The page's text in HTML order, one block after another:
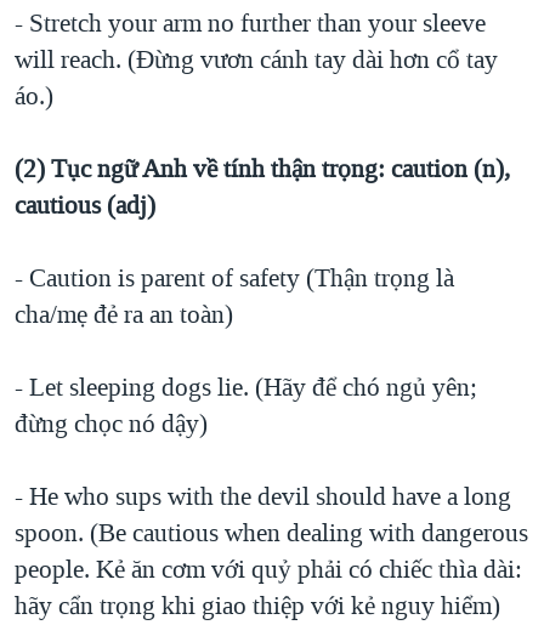
- Stretch your arm no further than your sleeve
will reach. (Ðừng vươn cánh tay dài hơn cổ tay
áo.)
(2) Tục ngữ Anh về tính thận trọng: caution (n),
cautious (adj)
- Caution is parent of safety (Thận trọng là
cha/mẹ đẻ ra an toàn)
- Let sleeping dogs lie. (Hãy để chó ngủ yên;
đừng chọc nó dậy)
- He who sups with the devil should have a long
spoon. (Be cautious when dealing with dangerous
people. Kẻ ăn cơm với quỷ phải có chiếc thìa dài:
hãy cẩn trọng khi giao thiệp với kẻ nguy hiểm)